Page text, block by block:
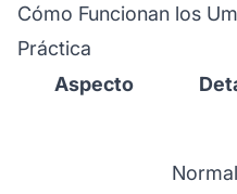
Cómo Funcionan los
Práctica
Aspecto